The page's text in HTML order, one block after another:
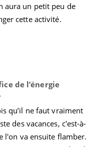
aura un petit peu de
cette activité.
de l’énergie
qu’il ne faut vraiment
des vacances, c'est-à-
l'on va ensuite flamber.